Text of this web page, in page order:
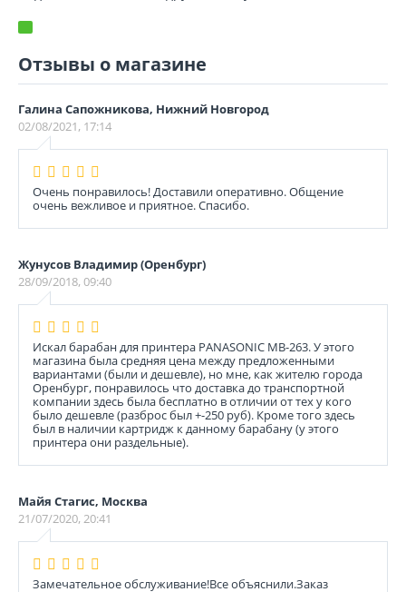
Отзывы о магазине
Галина Сапожникова, Нижний Новгород
02/08/2021, 17:14
Очень понравилось! Доставили оперативно. Общение
очень вежливое и приятное. Спасибо.
Жунусов Владимир (Оренбург)
28/09/2018, 09:40
Искал барабан для принтера PANASONIC MB-263. У этого
магазина была средняя цена между предложенными
вариантами (были и дешевле), но мне, как жителю города
Оренбург, понравилось что доставка до транспортной
компании здесь была бесплатно в отличии от тех у кого
было дешевле (разброс был +-250 руб). Кроме того здесь
был в наличии картридж к данному барабану (у этого
принтера они раздельные).
Майя Стагис, Москва
21/07/2020, 20:41
Замечательное обслуживание!Все объяснили.Заказ